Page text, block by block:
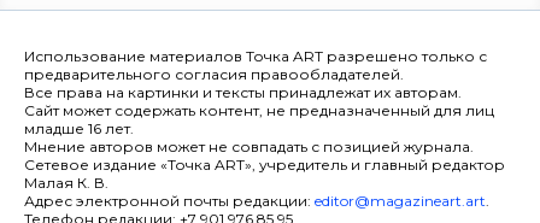
Использование материалов Точка ART разрешено только с
предварительного согласия правообладателей.
Все права на картинки и тексты принадлежат их авторам.
Сайт может содержать контент, не предназначенный для лиц
младше 16 лет.
Мнение авторов может не совпадать с позицией журнала.
Сетевое издание «Точка ART», учредитель и главный редактор
Малая К. В.
Адрес электронной почты редакции: editor@magazineart.art.
Телефон редакции: +7 901 976 85 95.